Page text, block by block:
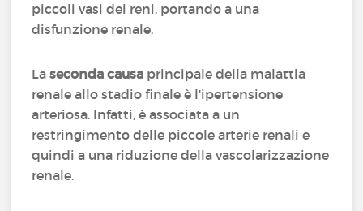
piccoli vasi dei reni, portando a una
disfunzione renale.
Laseconda causa principale della malattia
renale allo stadio finale è l'ipertensione
arteriosa. Infatti, è associata a un
restringimento delle piccole arterie renali e
quindi a una riduzione della vascolarizzazione
renale.